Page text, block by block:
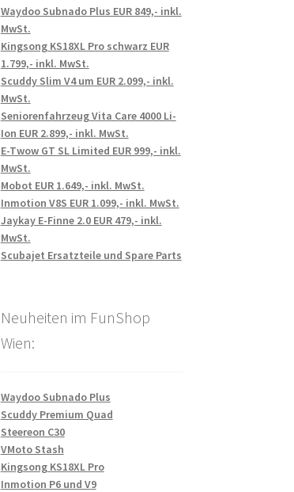
Waydoo Subnado Plus EUR 849,- inkl.
MwSt.
Kingsong KS18XL Pro schwarz EUR
1.799,- inkl. MwSt.
Scuddy Slim V4 um EUR 2.099,- inkl.
MwSt.
Seniorenfahrzeug Vita Care 4000 Li-
Ion EUR 2.899,- inkl. MwSt.
E-Twow GT SL Limited EUR 999,- inkl.
MwSt.
Mobot EUR 1.649,- inkl. MwSt.
Inmotion V8S EUR 1.099,- inkl. MwSt.
Jaykay E-Finne 2.0 EUR 479,- inkl.
MwSt.
Scubajet Ersatzteile und Spare Parts
Neuheiten im FunShop
Wien:
Waydoo Subnado Plus
Scuddy Premium Quad
Steereon C30
VMoto Stash
Kingsong KS18XL Pro
Inmotion P6 und V9